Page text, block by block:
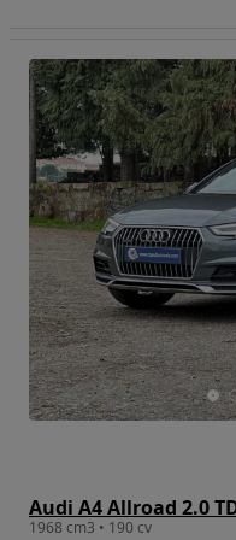
Audi A4 Allroad 2.0
1968 cm3 • 190 cv